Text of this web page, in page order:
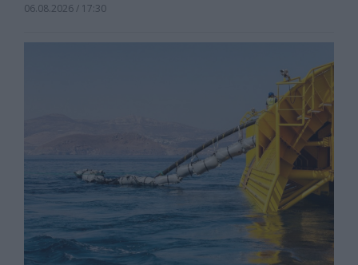
06.08.2026 / 17:30